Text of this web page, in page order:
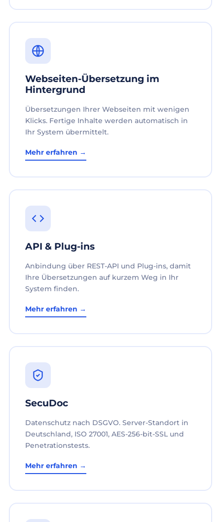
Webseiten-Übersetzung im
Hintergrund
Übersetzungen Ihrer Webseiten mit wenigen
Klicks. Fertige Inhalte werden automatisch in
Ihr System übermittelt.
Mehr erfahren →
API & Plug-ins
Anbindung über REST-API und Plug-ins, damit
Ihre Übersetzungen auf kurzem Weg in Ihr
System finden.
Mehr erfahren →
SecuDoc
Datenschutz nach DSGVO. Server-Standort in
Deutschland, ISO 27001, AES-256-bit-SSL und
Penetrationstests.
Mehr erfahren →